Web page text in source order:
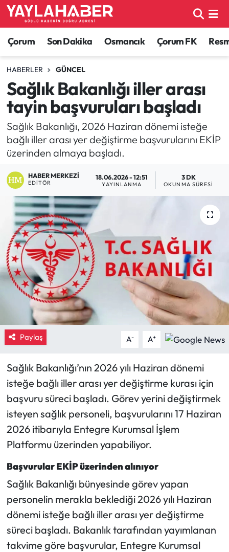
Çorum Son Dakika Osmancık Çorum FK
HABERLER GÜNCEL
Sağlık Bakanlığı iller arası
tayin başvuruları başladı
Sağlık Bakanlığı, 2026 Haziran dönemi isteğe
bağlı iller arası yer değiştirme başvurularını EKİP
üzerinden almaya başladı.
HABER MERKEZI
EDITÖR
18.06.2026 - 12:51
YAYINLANMA
3 DK
OKUNMA SÜRESI
Paylaş A- A+
Sağlık Bakanlığı’nın 2026 yılı Haziran dönemi
isteğe bağlı iller arası yer değiştirme kurası için
başvuru süreci başladı. Görev yerini değiştirmek
isteyen sağlık personeli, başvurularını 17 Haziran
2026 itibarıyla Entegre Kurumsal İşlem
Platformu üzerinden yapabiliyor.
Başvurular EKİP üzerinden alınıyor
Sağlık Bakanlığı bünyesinde görev yapan
personelin merakla beklediği 2026 yılı Haziran
dönemi isteğe bağlı iller arası yer değiştirme
süreci başladı. Bakanlık tarafından yayımlanan
takvime göre başvurular, Entegre Kurumsal
Alaca Haberleri
Bayat Haberleri
Bilgi - Keşfet Haberleri
Bilim ve Teknoloji
Boğazkale Haberleri
Çorum Son Dakika Haberleri
Dodurga Haberleri
Eğitim
Ekonomi
Güncel
İskilip Haberleri
Kimdir?
Kültür Sanat
Laçin Haberleri
Mecitözü Haberleri
Oğuzlar Haberleri
Ortaköy Haberleri
Çorum Nöbetçi Eczaneler
Çorum Hava Durumu
Çorum Namaz Vakitleri
Çorum Trafik Yoğunluk Haritası
TFF 1.Lig Puan Durumu ve Fikstür
Son Dakika Haberleri
Haber Arşivi